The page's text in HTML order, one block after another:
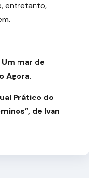
entretanto,
Um mar de
Agora.
Prático do
de Ivan